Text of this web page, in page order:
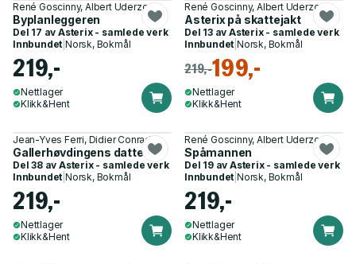
René Goscinny, Albert Uderzo
Byplanleggeren
Del 17 av Asterix - samlede verk
Innbundet |Norsk, Bokmål
219,-
Nettlager
Klikk&Hent
René Goscinny, Albert Uderzo
Asterix på skattejakt
Del 13 av Asterix - samlede verk
Innbundet |Norsk, Bokmål
219,-199,-
Nettlager
Klikk&Hent
Jean-Yves Ferri, Didier Conrad
Gallerhøvdingens datter
Del 38 av Asterix - samlede verk
Innbundet |Norsk, Bokmål
219,-
Nettlager
Klikk&Hent
René Goscinny, Albert Uderzo
Spåmannen
Del 19 av Asterix - samlede verk
Innbundet |Norsk, Bokmål
219,-
Nettlager
Klikk&Hent